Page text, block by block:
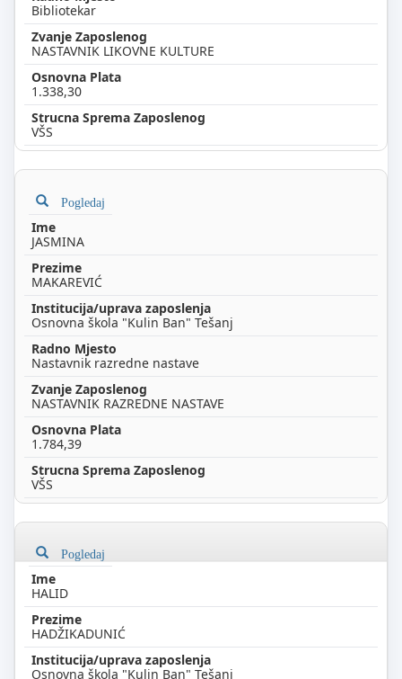
Bibliotekar
NASTAVNIK LIKOVNE KULTURE
1.338,30
VŠS
Pogledaj
JASMINA
MAKAREVIĆ
Osnovna škola "Kulin Ban" Tešanj
Nastavnik razredne nastave
NASTAVNIK RAZREDNE NASTAVE
1.784,39
VŠS
Pogledaj
HALID
HADŽIKADUNIĆ
Osnovna škola "Kulin Ban" Tešanj